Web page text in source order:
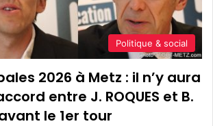
Politique & social
2026 à Metz : il n’y aura
entre J. ROQUES et B.
avant le 1er tour